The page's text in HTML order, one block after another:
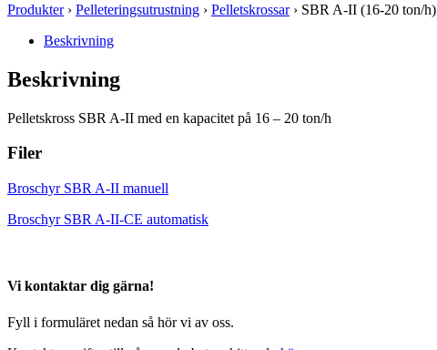
Produkter› Pelleteringsutrustning › Pelletskrossar› SBR A-II (16-20 ton/h)
Beskrivning
Beskrivning
Pelletskross SBR A-II med en kapacitet på 16 – 20 ton/h
Filer
Broschyr SBR A-II manuell
Broschyr SBR A-II-CE automatisk
Vi kontaktar dig gärna!
Fyll i formuläret nedan så hör vi av oss.